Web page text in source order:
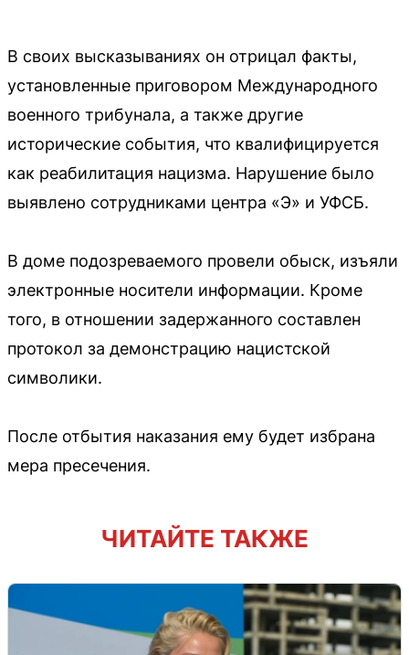
В своих высказываниях он отрицал факты,
установленные приговором Международного
военного трибунала, а также другие
исторические события, что квалифицируется
как реабилитация нацизма. Нарушение было
выявлено сотрудниками центра «Э» и УФСБ.
В доме подозреваемого провели обыск, изъяли
электронные носители информации. Кроме
того, в отношении задержанного составлен
протокол за демонстрацию нацистской
символики.
После отбытия наказания ему будет избрана
мера пресечения.
ЧИТАЙТЕ ТАКЖЕ